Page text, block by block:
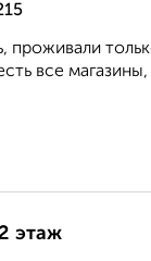
проживали
все
этаж